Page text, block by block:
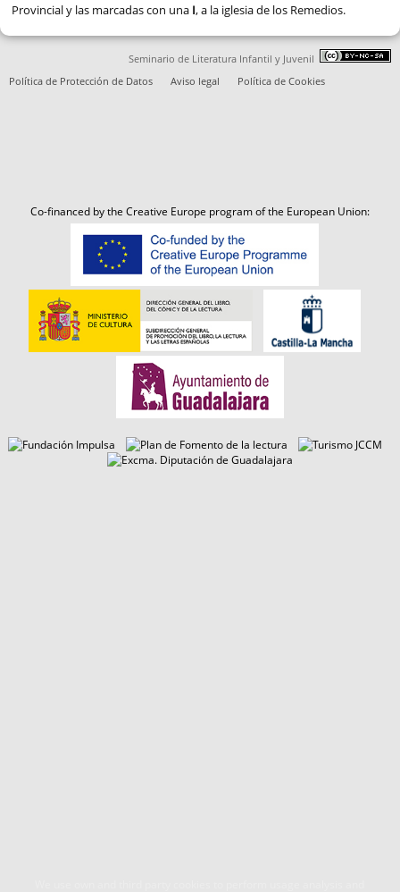
Provincial y las marcadas con una I, a la iglesia de los Remedios.
Seminario de Literatura Infantil y Juvenil
Política de Protección de Datos
Aviso legal Política de Cookies
Co-financed by the Creative Europe program of the European Union: